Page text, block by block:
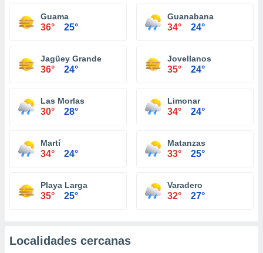
Guama
36° 25°
Guanabana
34° 24°
Jagüey Grande
36° 24°
Jovellanos
35° 24°
Las Morlas
30° 28°
Limonar
34° 24°
Martí
34° 24°
Matanzas
33° 25°
Playa Larga
35° 25°
Varadero
32° 27°
Localidades cercanas